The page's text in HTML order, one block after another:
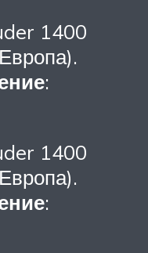
1400
:
1400
: